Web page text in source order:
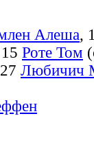
Алеша,
Роте Том
Любичич